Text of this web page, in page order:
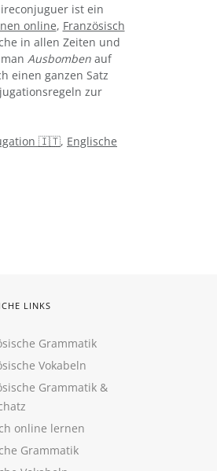
ist ein
online, Französisch
in allen Zeiten und
Ausbombenauf
einen ganzen Satz
zur
🇮🇹, Englische
LINKS
Grammatik
Vokabeln
Grammatik &
online lernen
Grammatik